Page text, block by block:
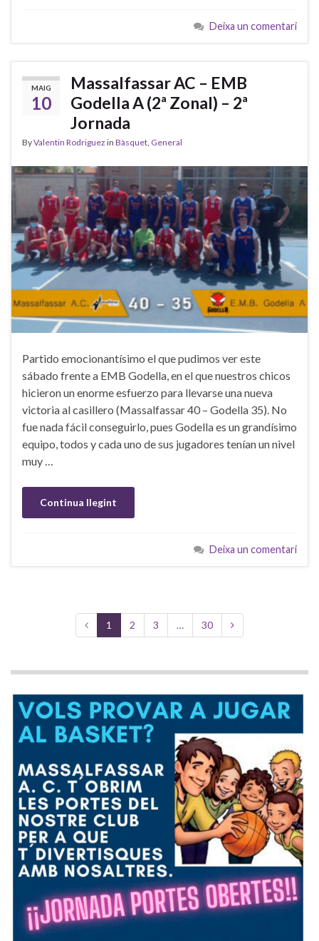
Deixa un comentari
MAIG
10
Massalfassar AC – EMB
Godella A (2ª Zonal) – 2ª
Jornada
ByValentin Rodriguez in Bàsquet General
Partido emocionantísimo el que pudimos ver este
sábado frente a EMB Godella, en el que nuestros chicos
hicieron un enorme esfuerzo para llevarse una nueva
victoria al casillero (Massalfassar 40 – Godella 35). No
fue nada fácil conseguirlo, pues Godella es un grandísimo
equipo, todos y cada uno de sus jugadores tenían un nivel
muy …
Continua llegint
Deixa un comentari
1 2 3 … 30